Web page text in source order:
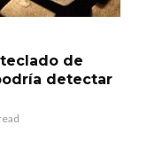
de
detectar